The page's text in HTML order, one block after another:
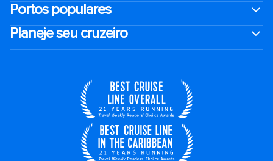
Portos populares
Planeje seu cruzeiro